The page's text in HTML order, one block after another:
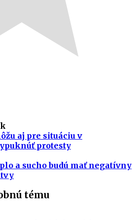
aj pre situáciu v
protesty
a sucho budú mať negatívny
tému